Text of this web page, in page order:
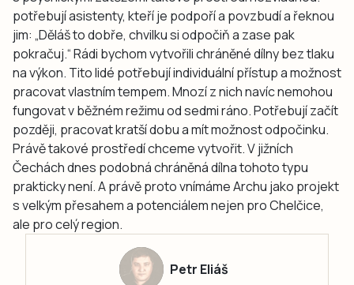
potřebují asistenty, kteří je podpoří a povzbudí a řeknou
jim: „Děláš to dobře, chvilku si odpočiň a zase pak
pokračuj.“ Rádi bychom vytvořili chráněné dílny bez tlaku
na výkon. Tito lidé potřebují individuální přístup a možnost
pracovat vlastním tempem. Mnozí z nich navíc nemohou
fungovat v běžném režimu od sedmi ráno. Potřebují začít
později, pracovat kratší dobu a mít možnost odpočinku.
Právě takové prostředí chceme vytvořit. V jižních
Čechách dnes podobná chráněná dílna tohoto typu
prakticky není. A právě proto vnímáme Archu jako projekt
s velkým přesahem a potenciálem nejen pro Chelčice,
ale pro celý region.
Petr Eliáš